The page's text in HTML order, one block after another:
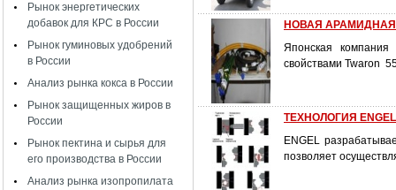
Рынок энергетических
добавок для КРС в России
Рынок гуминовых удобрений
в России
Анализ рынка кокса в России
Рынок защищенных жиров в
России
Рынок пектина и сырья для
его производства в России
Анализ рынка изопропилата
НОВАЯ АРАМИДНАЯ
Японская
свойствами Twaron
ТЕХНОЛОГИЯ ENGEL
ENGEL
позволяет